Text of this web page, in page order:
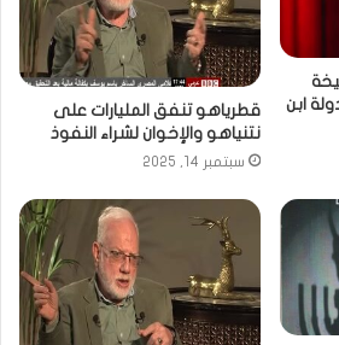
ابن
قطرياهو تنفق المليارات على
نتنياهو والإخوان لشراء النفوذ
سبتمبر 14, 2025